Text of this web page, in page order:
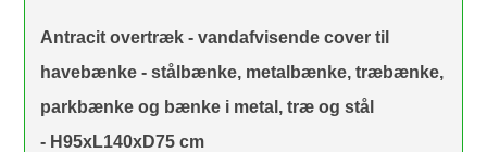
Antracit overtræk - vandafvisende cover til
havebænke - stålbænke, metalbænke, træbænke,
parkbænke og bænke i metal, træ og stål
- H95xL140xD75 cm